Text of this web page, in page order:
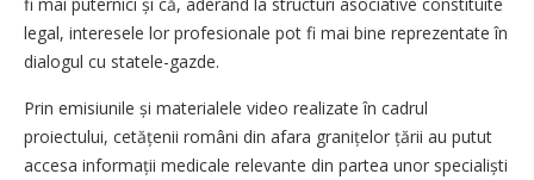
legal, interesele lor profesionale pot fi mai bine reprezentate în
dialogul cu statele-gazde.
Prin emisiunile și materialele video realizate în cadrul
proiectului, cetățenii români din afara gra­nițelor țării au putut
accesa informații medicale relevante din partea unor specialiști